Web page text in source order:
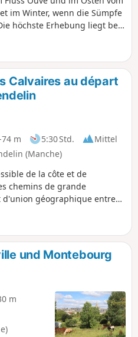
im Winter, wenn die Sümpfe
höchste Erhebung liegt bei
oder „Chasses“ in
Calvaires au départ
m 5:30 Std.
Mittel
(Manche)
de la côte et de
chemins de grande
géographique entre
qui comprend de
Il est traversé par la
Abrincae, nom romain
und Montebourg
m